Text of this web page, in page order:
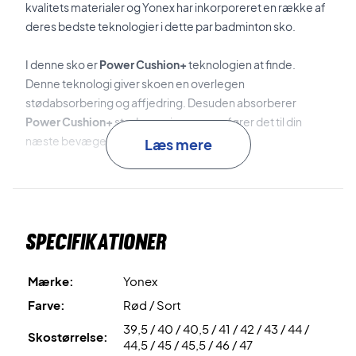
kvalitets materialer og Yonex har inkorporeret en række af
deres bedste teknologier i dette par badminton sko.
I denne sko erPower Cushion+teknologien at finde.
Denne teknologi giver skoen en overlegen
stødabsorbering og affjedring. Desuden absorberer
Power Cushion+ stødenergien og overfører det til din
næste bevægelse.
Radial Blade Soleer teknologien bag det
til badmintonbanen i alle retninger.
Durable Skin Light
er det materiale, der er benyttet til
skoens overdel. Dette materiale giver overdelen en god
balance mellem stivhed og fleksibilitet, hvilker giver skoen
Læs mere
Specifikationer
Mærke:
Yonex
Farve:
Rød / Sort
Skostørrelse:
39,5 / 40 / 40,5 / 41 / 42 / 43 / 44 /
44,5 / 45 / 45,5 / 46 / 47